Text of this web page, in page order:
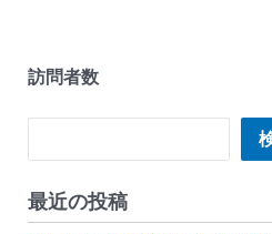
訪問者数
最近の投稿